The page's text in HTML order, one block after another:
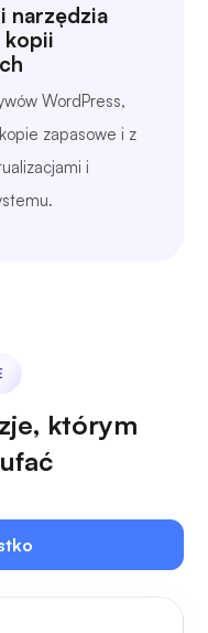
narzędzia
kopii
WordPress,
zapasowe i z
i
którym